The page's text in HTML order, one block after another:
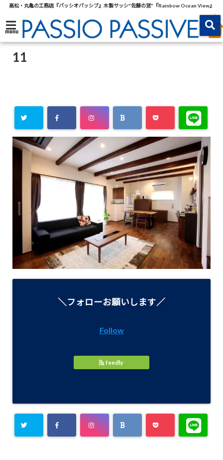
高松・丸亀の工務店『パッシオパッシブ』木製サッシ"佐藤の窓"『Rainbow Ocean View』
menu
11
＼フォローお願いします／
Follow
feedly